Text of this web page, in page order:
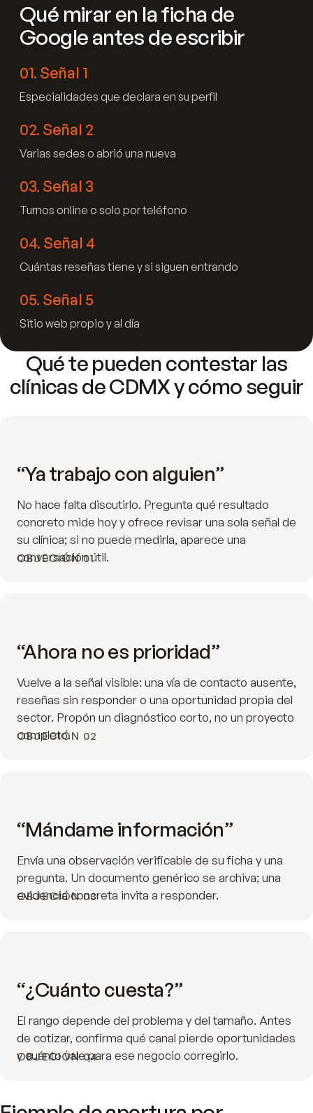
Qué mirar en la ficha de
Google antes de escribir
01. Señal 1
Especialidades que declara en su perfil
02. Señal 2
Varias sedes o abrió una nueva
03. Señal 3
Turnos online o solo por teléfono
04. Señal 4
Cuántas reseñas tiene y si siguen entrando
05. Señal 5
Sitio web propio y al día
Qué te pueden contestar las
clínicas de CDMX y cómo seguir
OBJECIÓN 01
“Ya trabajo con alguien”
No hace falta discutirlo. Pregunta qué resultado
concreto mide hoy y ofrece revisar una sola señal de
su clínica; si no puede medirla, aparece una
conversación útil.
OBJECIÓN 02
“Ahora no es prioridad”
Vuelve a la señal visible: una vía de contacto ausente,
reseñas sin responder o una oportunidad propia del
sector. Propón un diagnóstico corto, no un proyecto
completo.
OBJECIÓN 03
“Mándame información”
Envía una observación verificable de su ficha y una
pregunta. Un documento genérico se archiva; una
evidencia concreta invita a responder.
OBJECIÓN 04
“¿Cuánto cuesta?”
El rango depende del problema y del tamaño. Antes
de cotizar, confirma qué canal pierde oportunidades
y cuánto vale para ese negocio corregirlo.